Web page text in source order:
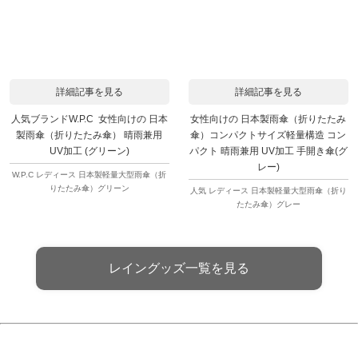
詳細記事を見る
人気ブランドW.P.C 女性向けの 日本
製雨傘（折りたたみ傘） 晴雨兼用
UV加工 (グリーン)
W.P.C レディース 日本製軽量大型雨傘（折
りたたみ傘）グリーン
詳細記事を見る
女性向けの 日本製雨傘（折りたたみ
傘）コンパクトサイズ軽量構造 コン
パクト 晴雨兼用 UV加工 手開き傘(グ
レー)
人気 レディース 日本製軽量大型雨傘（折り
たたみ傘）グレー
レイングッズ一覧を見る